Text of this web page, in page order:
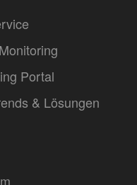
Portal
& Lösungen